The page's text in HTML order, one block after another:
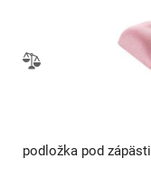
podložka pod